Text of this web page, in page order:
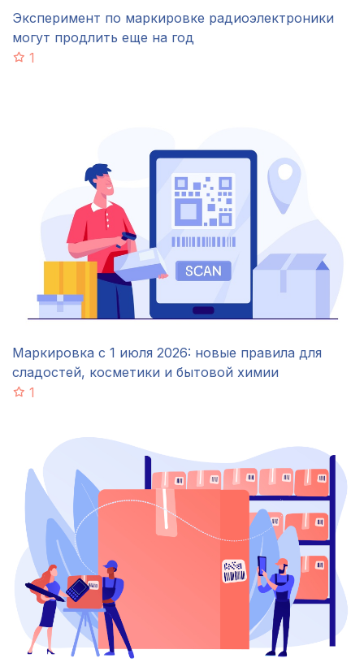
Эксперимент по маркировке радиоэлектроники
могут продлить еще на год
1
Маркировка с 1 июля 2026: новые правила для
сладостей, косметики и бытовой химии
1